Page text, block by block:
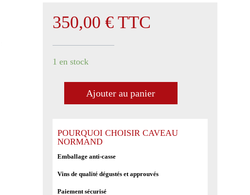
350,00 € TTC
1 en stock
Doisy
Daene
1955
Barsac
(Sauternes)
Ajouter au panier
POURQUOI CHOISIR CAVEAU
NORMAND
Emballage anti-casse
Vins de qualité dégustés et approuvés
Paiement sécurisé